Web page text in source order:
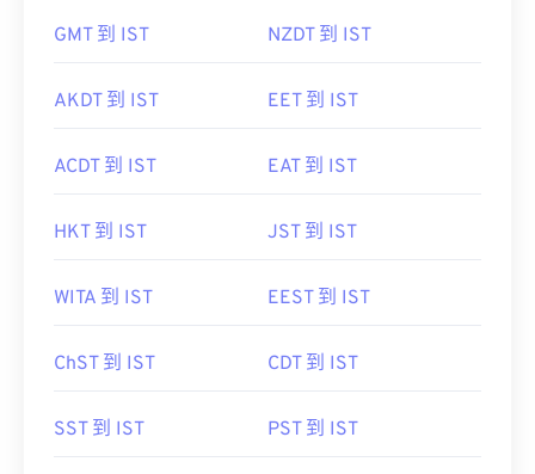
GMT 到 IST NZDT 到 IST
AKDT 到 IST EET 到 IST
ACDT 到 IST EAT 到 IST
HKT 到 IST JST 到 IST
WITA 到 IST EEST 到 IST
ChST 到 IST CDT 到 IST
SST 到 IST PST 到 IST